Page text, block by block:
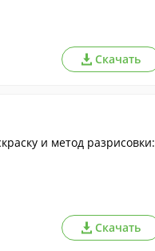
Скачать
и метод разрисовки:
Скачать